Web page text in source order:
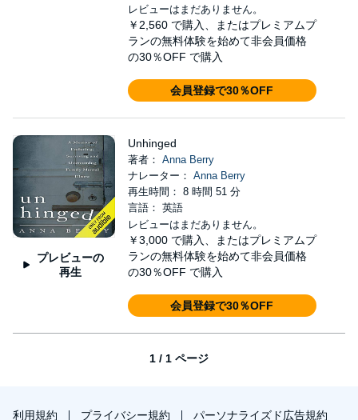
レビューはまだありません。
￥2,560 で購入、またはプレミアムプ
ランの無料体験を始めて非会員価格
の30％OFF で購入
会員登録で30％OFF
プレビューの
再生
Unhinged
著者： Anna Berry
ナレーター： Anna Berry
再生時間： 8 時間 51 分
言語： 英語
レビューはまだありません。
￥3,000 で購入、またはプレミアムプ
ランの無料体験を始めて非会員価格
の30％OFF で購入
会員登録で30％OFF
1 / 1 ページ
利用規約 プライバシー規約 パーソナライズド広告規約